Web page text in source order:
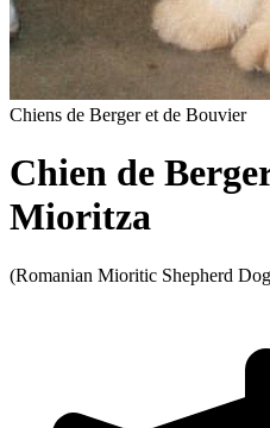
Chiens de Berger et de Bouvier
Chien de
Mioritza
(Romanian Mioritic Shepherd